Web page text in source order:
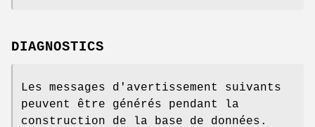
DIAGNOSTICS
Les messages d'avertissement suivants
peuvent être générés pendant la
construction de la base de données.